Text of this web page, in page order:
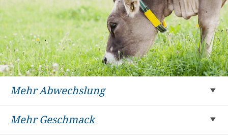
Mehr Abwechslung
Mehr Geschmack